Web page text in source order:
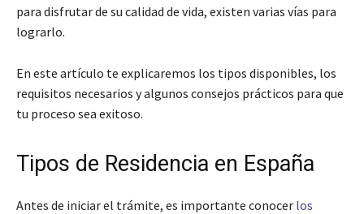
para disfrutar de su calidad de vida, existen varias vías para
lograrlo.
En este artículo te explicaremos los tipos disponibles, los
requisitos necesarios y algunos consejos prácticos para que
tu proceso sea exitoso.
Tipos de Residencia en España
Antes de iniciar el trámite, es importante conocer los